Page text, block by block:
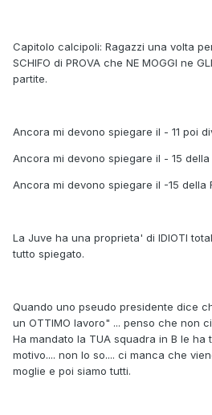
Capitolo calcipoli: Ragazzi una volta
SCHIFO di PROVA che NE MOGGI ne
partite.
Ancora mi devono spiegare il - 11 poi
Ancora mi devono spiegare il - 15 della
Ancora mi devono spiegare il -15 della
La Juve ha una proprieta' di IDIOTI
tutto spiegato.
Quando uno pseudo presidente dice
un OTTIMO lavoro" ... penso che non
Ha mandato la TUA squadra in B le ha
motivo.... non lo so.... ci manca che
moglie e poi siamo tutti.